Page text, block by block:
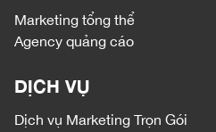
Marketing tổng thể
Agency quảng cáo
DỊCH VỤ
Dịch vụ Marketing Trọn Gói